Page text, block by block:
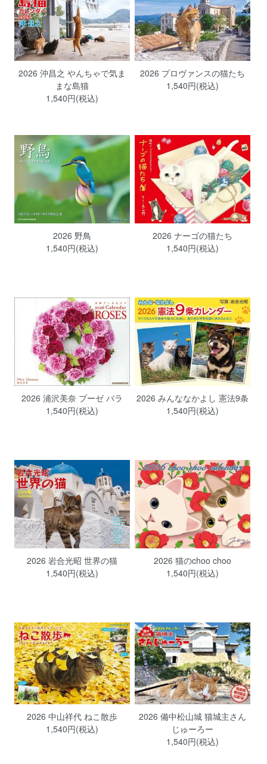
2026 沖昌之 やんちゃで気ま
まな島猫
1,540円(税込)
2026 プロヴァンスの猫たち
1,540円(税込)
2026 野鳥
1,540円(税込)
2026 ナーゴの猫たち
1,540円(税込)
2026 浦沢美奈 プーゼ バラ
1,540円(税込)
2026 みんななかよし 憲法9条
1,540円(税込)
2026 岩合光昭 世界の猫
1,540円(税込)
2026 猫のchoo choo
1,540円(税込)
2026 中山祥代 ねこ散歩
1,540円(税込)
2026 備中松山城 猫城主さん
じゅーろー
1,540円(税込)